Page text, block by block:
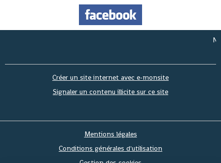
Nous
Créer un site internet avec e-monsite
Signaler un contenu illicite sur ce site
Mentions légales
Conditions générales d'utilisation